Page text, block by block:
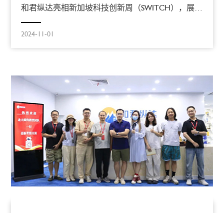
和君纵达亮相新加坡科技创新周（SWITCH），展示智能交互创新成果，深化东南亚市场布局
2024-11-01